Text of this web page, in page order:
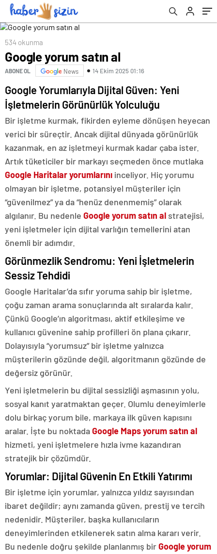
534 okunma
Google yorum satın al
ABONE OL News 14 Ekim 2025 01:16
Google Yorumlarıyla Dijital Güven: Yeni
İşletmelerin Görünürlük Yolculuğu
Bir işletme kurmak, fikirden eyleme dönüşen heyecan
verici bir süreçtir. Ancak dijital dünyada görünürlük
kazanmak, en az işletmeyi kurmak kadar çaba ister.
Artık tüketiciler bir markayı seçmeden önce mutlaka
Google Haritalar yorumlarını inceliyor. Hiç yorumu
olmayan bir işletme, potansiyel müşteriler için
“güvenilmez” ya da “henüz denenmemiş” olarak
algılanır. Bu nedenle Google yorum satın al stratejisi,
yeni işletmeler için dijital varlığın temellerini atan
önemli bir adımdır.
Görünmezlik Sendromu: Yeni İşletmelerin
Sessiz Tehdidi
Google Haritalar’da sıfır yoruma sahip bir işletme,
çoğu zaman arama sonuçlarında alt sıralarda kalır.
Çünkü Google’ın algoritması, aktif etkileşime ve
kullanıcı güvenine sahip profilleri ön plana çıkarır.
Dolayısıyla “yorumsuz” bir işletme yalnızca
müşterilerin gözünde değil, algoritmanın gözünde de
değersiz görünür.
Yeni işletmelerin bu dijital sessizliği aşmasının yolu,
sosyal kanıt yaratmaktan geçer. Olumlu deneyimlerle
dolu birkaç yorum bile, markaya ilk güven kapısını
aralar. İşte bu noktadaGoogle Maps yorum satın al
hizmeti, yeni işletmelere hızla ivme kazandıran
stratejik bir çözümdür.
Yorumlar: Dijital Güvenin En Etkili Yatırımı
Bir işletme için yorumlar, yalnızca yıldız sayısından
ibaret değildir; aynı zamanda güven, prestij ve tercih
nedenidir. Müşteriler, başka kullanıcıların
deneyimlerinden etkilenerek satın alma kararı verir.
Bu nedenle doğru şekilde planlanmış birGoogle yorum